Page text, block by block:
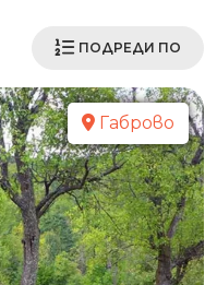
ПОДРЕДИ ПО
Габрово